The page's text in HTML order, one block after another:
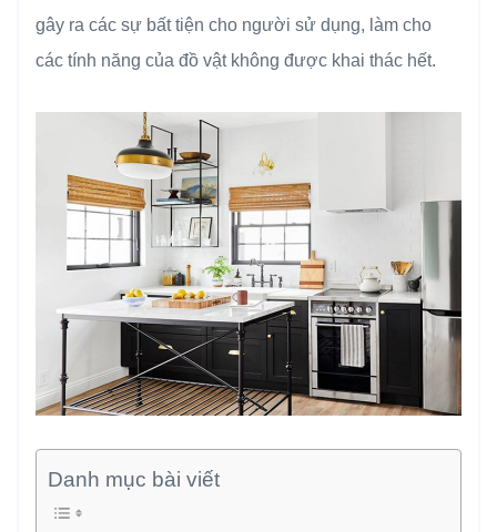
gây ra các sự bất tiện cho người sử dụng, làm cho
các tính năng của đồ vật không được khai thác hết.
Danh mục bài viết